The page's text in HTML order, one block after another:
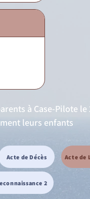
à Case-Pilote
leurs enfants
Acte de Décès
2
Acte de